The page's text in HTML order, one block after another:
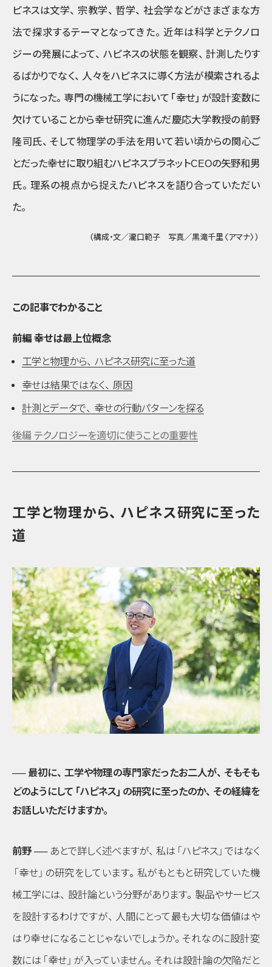
ピネスは文学、 宗教学、 哲学、 社会学などがさまざまな方
法で探求するテーマとなってきた。 近年は科学とテクノロ
ジーの発展によって、 ハピネスの状態を観察、 計測したりす
るばかりでなく、 人々をハピネスに導く方法が模索されるよ
うになった。 専門の機械工学において 「幸せ」 が設計変数に
欠けていることから幸せ研究に進んだ慶応大学教授の前野
隆司氏、 そして物理学の手法を用いて若い頃からの関心ご
とだった幸せに取り組むハピネスプラネットCEOの矢野和男
氏。 理系の視点から捉えたハピネスを語り合っていただい
た。
（構成・文／瀧口範子 写真／黒滝千里〈アマナ〉）
この記事でわかること
前編 幸せは最上位概念
工学と物理から、 ハピネス研究に至った道
幸せは結果ではなく、 原因
計測とデータで、 幸せの行動パターンを探る
後編 テクノロジーを適切に使うことの重要性
工学と物理から、 ハピネス研究に至った
道
── 最初に、 工学や物理の専門家だったお二人が、 そもそも
どのようにして 「ハピネス」 の研究に至ったのか、 その経緯を
お話しいただけますか。
前野 ── あとで詳しく述べますが、 私は 「ハピネス」 ではなく
「幸せ」 の研究をしています。 私がもともと研究していた機
械工学には、 設計論という分野があります。 製品やサービス
を設計するわけですが、
人間にとって最も大切な価値はや
はり幸せになることじゃないでしょうか。 それなのに設計変
数には 「幸せ」 が入っていません。 それは設計論の欠陥だと